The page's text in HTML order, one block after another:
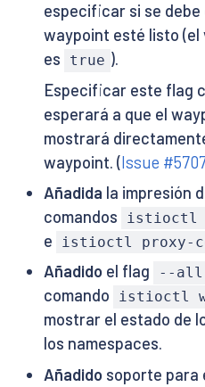
especificar si se debe
waypoint esté listo
es
true ).
Especificar este flag
esperará a que el
mostrará
waypoint. (Issue
Añadida la impresión
comandos
istioctl
e istioctl proxy-
Añadidoel flag --all-
comando
istioctl
mostrar el estado de
los namespaces.
Añadidosoporte para